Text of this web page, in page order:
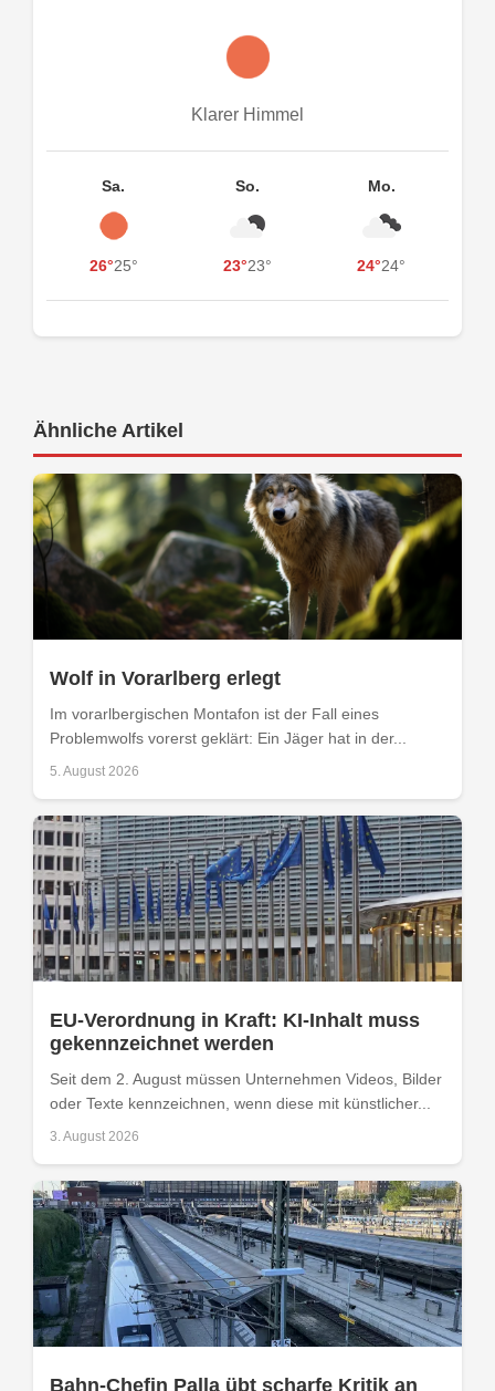
Klarer Himmel
Sa.
26°25°
So.
23°23°
Mo.
24°24°
Ähnliche Artikel
Wolf in Vorarlberg erlegt
Im vorarlbergischen Montafon ist der Fall eines
Problemwolfs vorerst geklärt: Ein Jäger hat in der...
5. August 2026
EU-Verordnung in Kraft: KI-Inhalt muss
gekennzeichnet werden
Seit dem 2. August müssen Unternehmen Videos, Bilder
oder Texte kennzeichnen, wenn diese mit künstlicher...
3. August 2026
Bahn-Chefin Palla übt scharfe Kritik an